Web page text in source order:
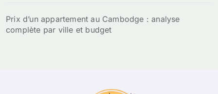
Prix d’un appartement au Cambodge : analyse
complète par ville et budget